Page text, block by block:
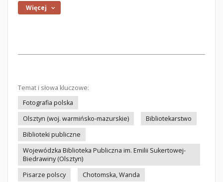
Więcej
Temat i słowa kluczowe:
Fotografia polska
Olsztyn (woj. warmińsko-mazurskie)
Bibliotekarstwo
Biblioteki publiczne
Wojewódzka Biblioteka Publiczna im. Emilii Sukertowej-
Biedrawiny (Olsztyn)
Pisarze polscy
Chotomska, Wanda